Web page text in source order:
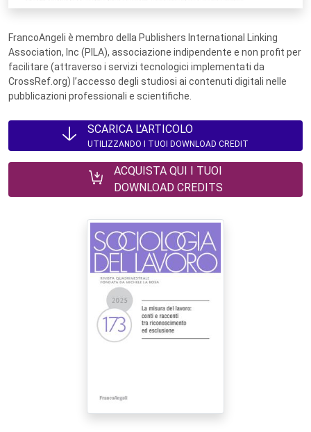
FrancoAngeli è membro della Publishers International Linking
Association, Inc (PILA), associazione indipendente e non profit per
facilitare (attraverso i servizi tecnologici implementati da
CrossRef.org) l’accesso degli studiosi ai contenuti digitali nelle
pubblicazioni professionali e scientifiche.
SCARICA L'ARTICOLO
UTILIZZANDO I TUOI DOWNLOAD CREDIT
ACQUISTA QUI I TUOI
DOWNLOAD CREDITS